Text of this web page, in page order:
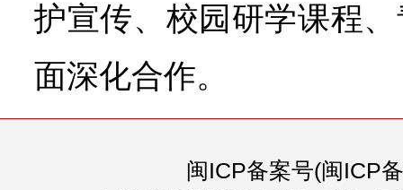
护宣传、校园研学课程
面深化合作。
闽ICP备案号(闽ICP